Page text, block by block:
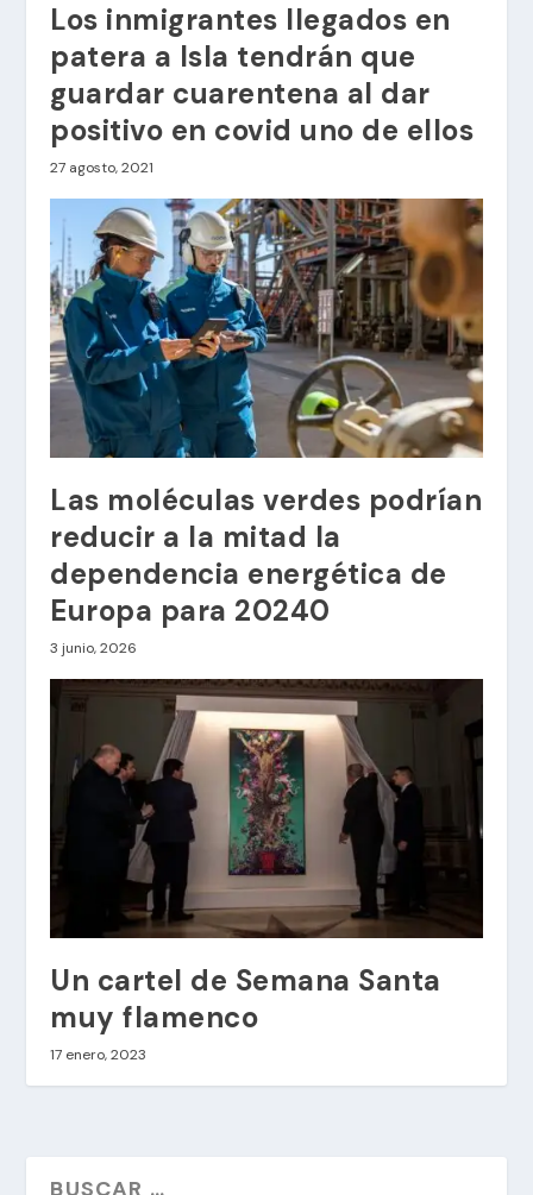
Los inmigrantes llegados en
patera a Isla tendrán que
guardar cuarentena al dar
positivo en covid uno de ellos
27 agosto, 2021
Las moléculas verdes podrían
reducir a la mitad la
dependencia energética de
Europa para 20240
3 junio, 2026
Un cartel de Semana Santa
muy flamenco
17 enero, 2023